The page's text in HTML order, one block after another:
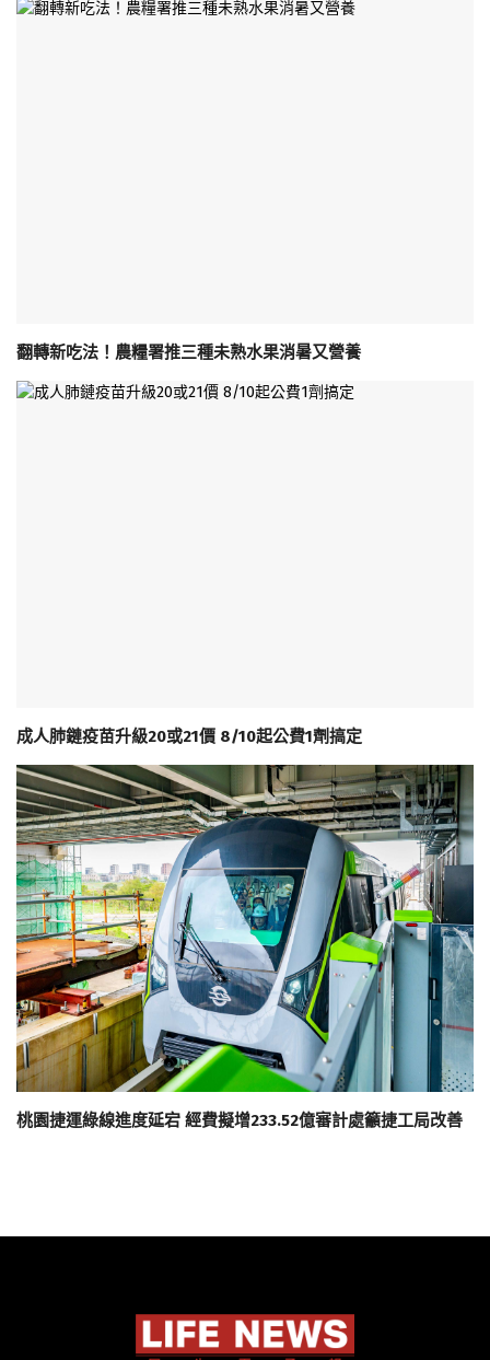
翻轉新吃法！農糧署推三種未熟水果消暑又營養
成人肺鏈疫苗升級20或21價 8/10起公費1劑搞定
桃園捷運綠線進度延宕 經費擬增233.52億審計處籲捷工局改善